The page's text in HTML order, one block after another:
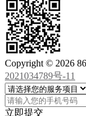
Copyright © 2026
2021034789号-11
立即提交